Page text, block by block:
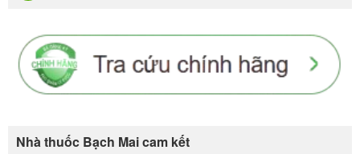
Nhà thuốc Bạch Mai cam kết